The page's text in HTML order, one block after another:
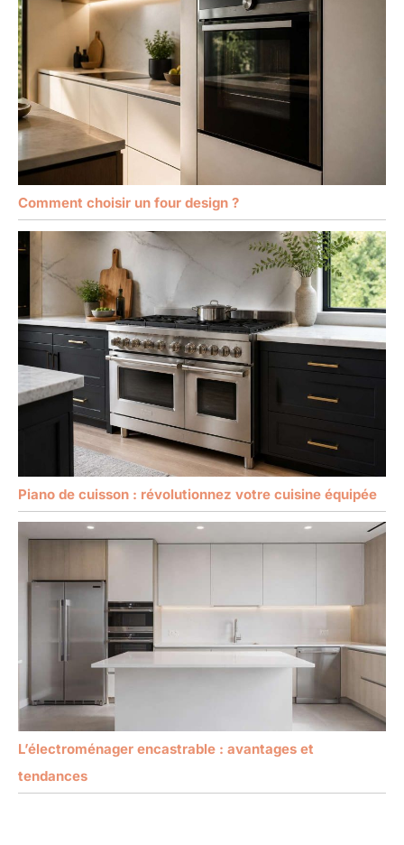
Comment choisir un four design ?
Piano de cuisson : révolutionnez votre cuisine équipée
L’électroménager encastrable : avantages et
tendances